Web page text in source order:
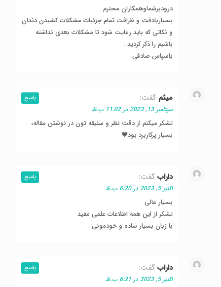
درودبرشماوهمکاران محترم
بسیاربادقت و ظرافت تمام جزئیات مشکلات کشیدن دندان
و نکاتی که باید رعایت شود تا مشکلات بعدی نداشته
باشیم را ذکر کردید .
باسپاس صادقی
میثم گفت:
سپتامبر 13, 2023 در 11:02 ب.ظ
تشکر میکنم از دقت نظر و سلیقه تون در نوشتن مقاله،
بسیار پرکاربرد بود❤
پاسخ
داراب گفت:
اکتبر 5, 2023 در 6:20 ب.ظ
بسیار عالی
تشکر از این همه اطلاعات علمی مفید
با زبان بسیار ساده و خودمونی
پاسخ
داراب گفت:
اکتبر 5, 2023 در 6:21 ب.ظ
پاسخ